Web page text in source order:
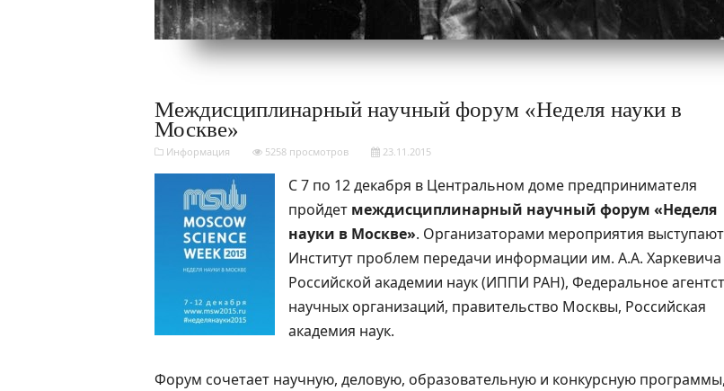
Междисциплинарный научный форум «Неделя науки в
Москве»
Информация 5258 просмотров 23.11.2015
С 7 по 12 декабря в Центральном доме предпринимателя
пройдет междисциплинарный научный форум «Неделя
науки в Москве». Организаторами мероприятия выступают
Институт проблем передачи информации им. А.А. Харкевича
Российской академии наук (ИППИ РАН), Федеральное
научных организаций, правительство Москвы, Российская
академия наук.
Форум сочетает научную, деловую, образовательную и конкурсную